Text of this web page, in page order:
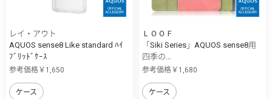
レイ・アウト
AQUOS sense8 Like standard ﾊｲ
ﾌﾞﾘｯﾄﾞｹｰｽ
参考価格￥1,650
ケース
ＬＯＯＦ
「Siki Series」AQUOS sense8用
四季の...
参考価格￥1,680
ケース